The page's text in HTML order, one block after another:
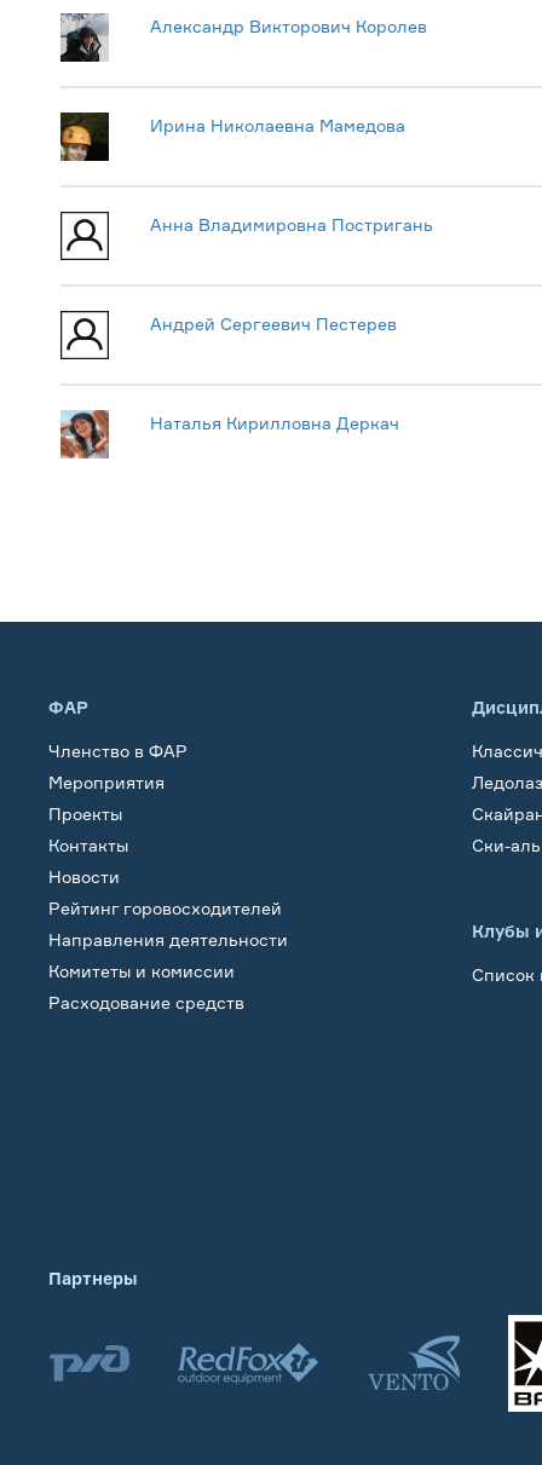
Александр Викторович Королев
Ирина Николаевна Мамедова
Анна Владимировна Постригань
Андрей Сергеевич Пестерев
Наталья Кирилловна Деркач
ФАР
Членство в ФАР
Мероприятия
Проекты
Контакты
Новости
Рейтинг горовосходителей
Направления деятельности
Комитеты и комиссии
Расходование средств
Ски-
Клубы
Список
Партнеры